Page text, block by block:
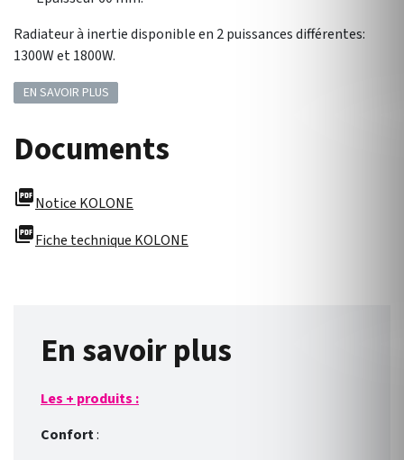
Radiateur à inertie disponible en 2 puissances différentes:
1300W et 1800W.
EN SAVOIR PLUS
Documents
picture_as_pdfNotice KOLONE
picture_as_pdfFiche technique KOLONE
En savoir plus
Les + produits :
Confort: